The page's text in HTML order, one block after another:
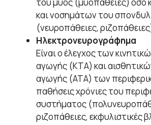
και νοσημάτων του
(νευροπάθειες,
Ηλεκτρονευρογράφημα
Είναι ο έλεγχος των
αγωγής (KTA) και
αγωγής (ΑΤΑ) των
παθήσεις χρόνιες του
συστήματος
ριζοπάθειες, εκφυλιστικές